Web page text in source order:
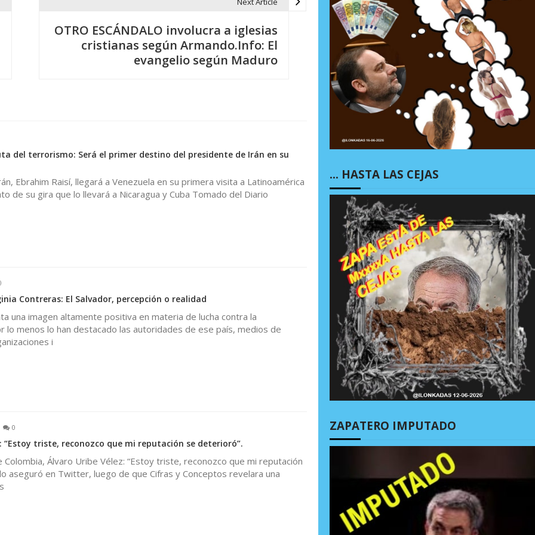
OTRO ESCÁNDALO involucra a iglesias
cristianas según Armando.Info: El
evangelio según Maduro
del terrorismo: Será el primer destino del presidente de Irán en su
Ebrahim Raisí, llegará a Venezuela en su primera visita a Latinoamérica
de su gira que lo llevará a Nicaragua y Cuba Tomado del Diario
Contreras: El Salvador, percepción o realidad
una imagen altamente positiva en materia de lucha contra la
lo menos lo han destacado las autoridades de ese país, medios de
i
0
“Estoy triste, reconozco que mi reputación se deterioró”.
Álvaro Uribe Vélez: “Estoy triste, reconozco que mi reputación
aseguró en Twitter, luego de que Cifras y Conceptos revelara una
… HASTA LAS CEJAS
ZAPATERO IMPUTADO